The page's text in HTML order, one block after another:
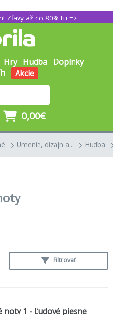
Zľavy až do 80% tu =>
Hry Hudba Doplnky
Akcie
0,00€
Umenie, dizajn a... Hudba
Filtrovať
noty 1 - Ľudové piesne